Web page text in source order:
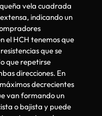
vela cuadrada
indicando un
el HCH tenemos que
que se
que repetirse
direcciones. En
decrecientes
van formando un
o bajista y puede